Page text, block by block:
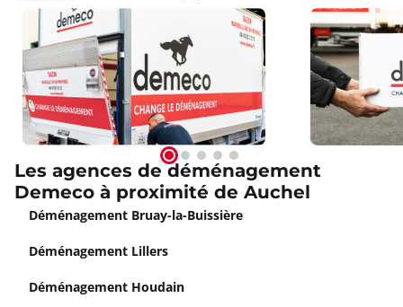
Les agences de déménagement
Demeco à proximité de Auchel
Déménagement Bruay-la-Buissière
Déménagement Lillers
Déménagement Houdain